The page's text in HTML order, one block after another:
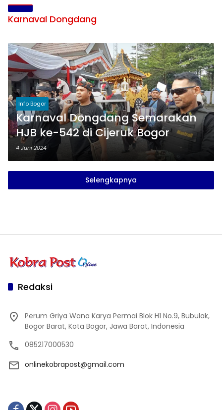
Karnaval Dongdang
Info Bogor
Karnaval Dongdang Semarakan
HJB ke-542 di Cijeruk Bogor
4 Juni 2024
Selengkapnya
Redaksi
Perum Griya Wana Karya Permai Blok H1 No.9, Bubulak,
Bogor Barat, Kota Bogor, Jawa Barat, Indonesia
085217000530
onlinekobrapost@gmail.com